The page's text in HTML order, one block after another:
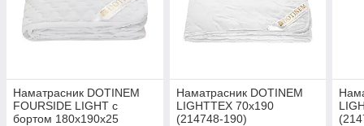
Наматрасник DOTINEM
FOURSIDE LIGHT с
бортом 180х190х25
Наматрасник DOTINEM
LIGHTTEX 70х190
(214748-190)